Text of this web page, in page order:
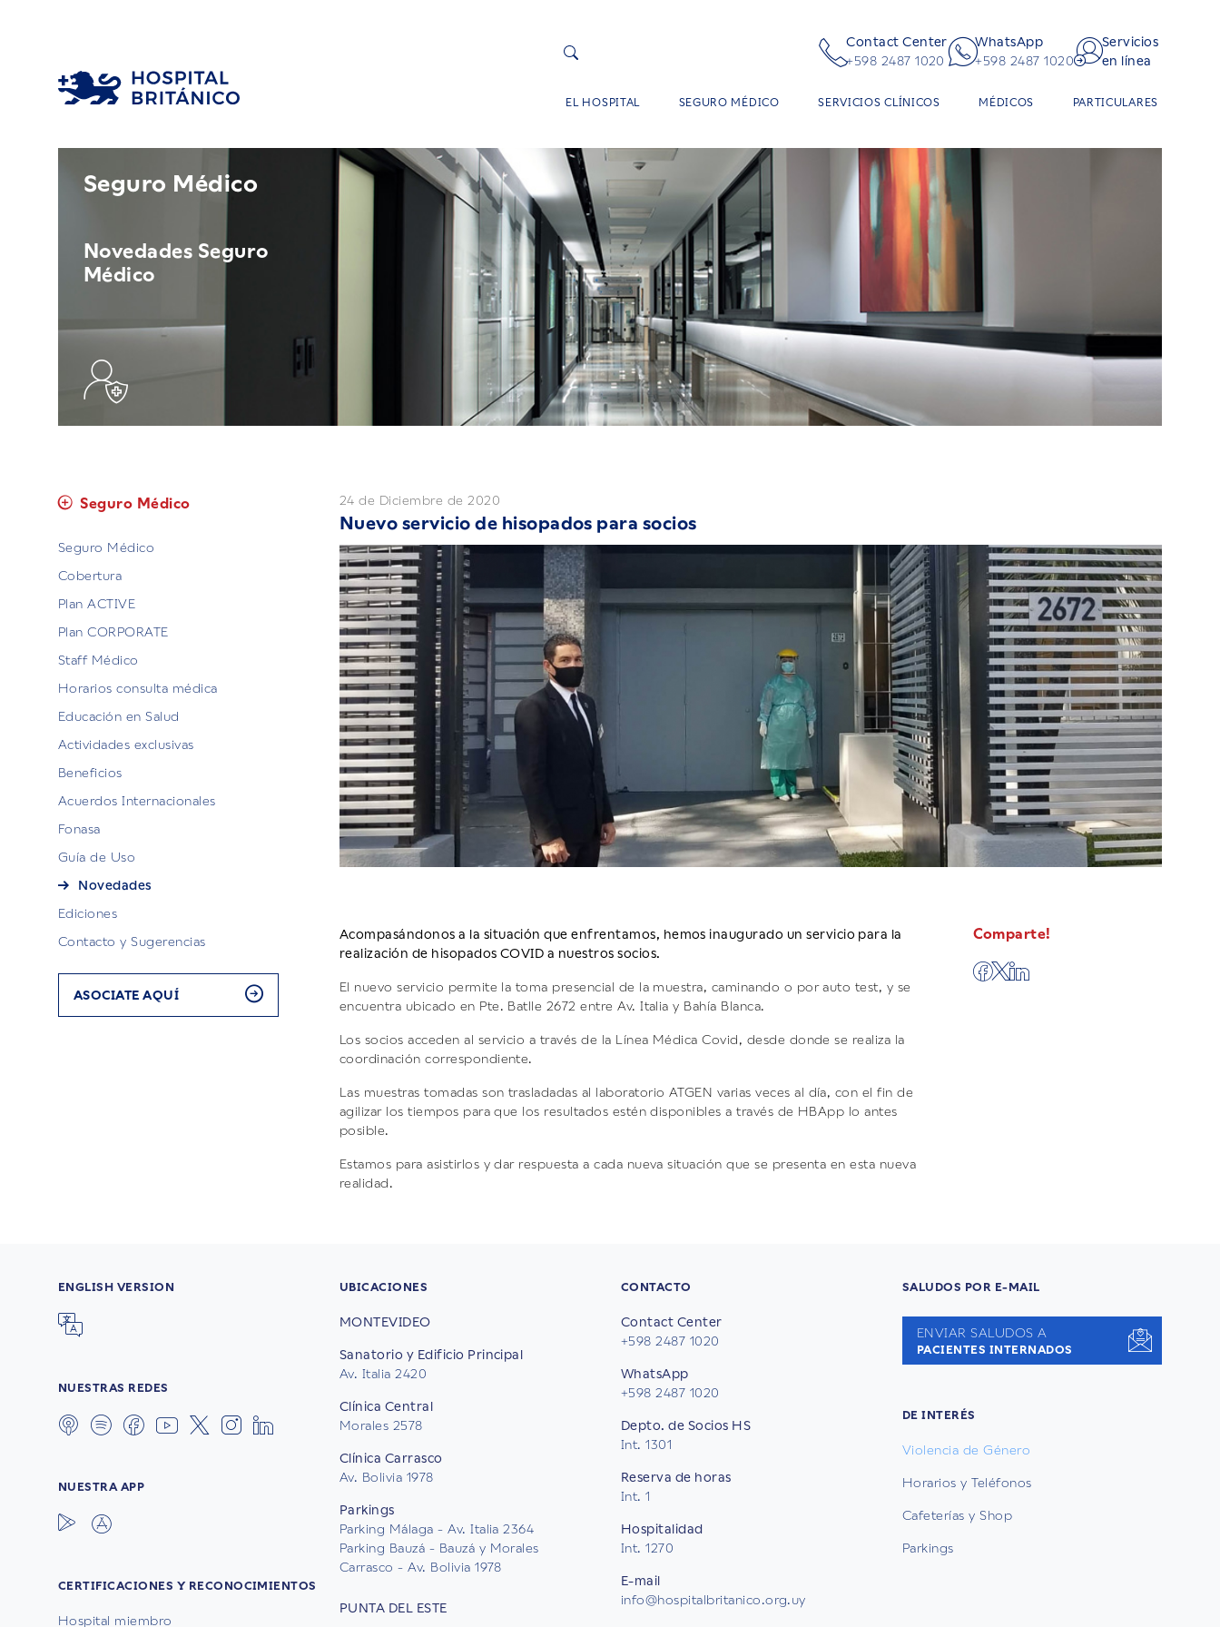
Contact Center
+598 2487 1020
WhatsApp
+598 2487 1020
Servicios
en línea
EL HOSPITAL SEGURO MÉDICO SERVICIOS CLÍNICOS MÉDICOS PARTICULARES
Seguro Médico
Novedades Seguro
Médico
Seguro Médico
Seguro Médico
Cobertura
Plan ACTIVE
Plan CORPORATE
Staff Médico
Horarios consulta médica
Educación en Salud
Actividades exclusivas
Beneficios
Acuerdos Internacionales
Fonasa
Guía de Uso
Novedades
Ediciones
Contacto y Sugerencias
ASOCIATE AQUÍ
24 de Diciembre de 2020
Nuevo servicio de hisopados para socios
Acompasándonos a la situación que enfrentamos, hemos inaugurado un servicio para la
realización de hisopados COVID a nuestros socios.
El nuevo servicio permite la toma presencial de la muestra, caminando o por auto test, y se
encuentra ubicado en Pte. Batlle 2672 entre Av. Italia y Bahía Blanca.
Los socios acceden al servicio a través de la Línea Médica Covid, desde donde se realiza la
coordinación correspondiente.
Las muestras tomadas son trasladadas al laboratorio ATGEN varias veces al día, con el fin de
agilizar los tiempos para que los resultados estén disponibles a través de HBApp lo antes
posible.
Estamos para asistirlos y dar respuesta a cada nueva situación que se presenta en esta nueva
realidad.
Comparte!
ENGLISH VERSION
NUESTRAS REDES
NUESTRA APP
CERTIFICACIONES Y RECONOCIMIENTOS
Hospital miembro
UBICACIONES
MONTEVIDEO
Sanatorio y Edificio Principal
Av. Italia 2420
Clínica Central
Morales 2578
Clínica Carrasco
Av. Bolivia 1978
Parkings
Parking Málaga - Av. Italia 2364
Parking Bauzá - Bauzá y Morales
Carrasco - Av. Bolivia 1978
PUNTA DEL ESTE
CONTACTO
Contact Center
+598 2487 1020
WhatsApp
+598 2487 1020
Depto. de Socios HS
Int. 1301
Reserva de horas
Int. 1
Hospitalidad
Int. 1270
E-mail
info@hospitalbritanico.org.uy
SALUDOS POR E-MAIL
ENVIAR SALUDOS A
PACIENTES INTERNADOS
DE INTERÉS
Violencia de Género
Horarios y Teléfonos
Cafeterías y Shop
Parkings